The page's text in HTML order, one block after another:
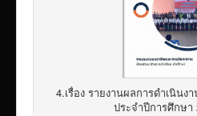
4.เรื่อง รายงานผลการดำเนิน
ประจำปีการศึกษา